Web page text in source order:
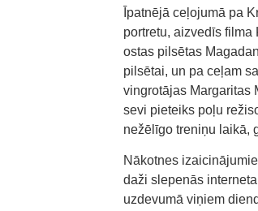
Īpatnējā ceļojumā pa
portretu, aizvedīs
ostas pilsētas
pilsētai, un pa ceļam
vingrotājas Margaritas
sevi pieteiks poļu
nežēlīgo treniņu laikā,
Nākotnes
daži slepenās
uzdevumā viņiem